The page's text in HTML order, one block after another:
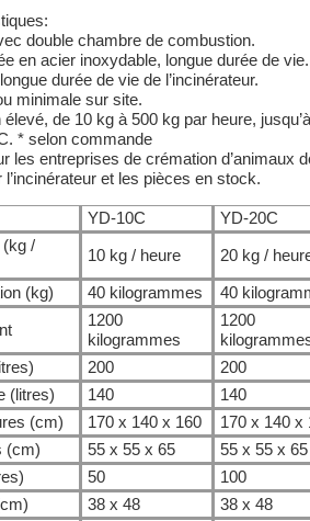
double chambre de combustion.
en acier inoxydable, longue durée de
durée de vie de l’incinérateur.
minimale sur site.
de 10 kg à 500 kg par heure,
* selon commande
les entreprises de crémation d’animaux
l’incinérateur et les pièces en stock.
YD-10C YD-20C
(kg /
10 kg / heure 20 kg /
(kg)
40 kilogrammes 40
1200
kilogrammes
1200
200 200
(litres)
140 140
(cm)
170 x 140 x 160 170 x 140 x
(cm)
55 x 55 x 65 55 x 55 x 65
50 100
38 x 48 38 x 48